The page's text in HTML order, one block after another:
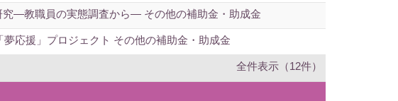
究―教職員の実態調査から― その他の補助金・助成金
応援」プロジェクト その他の補助金・助成金
全件表示（12件）